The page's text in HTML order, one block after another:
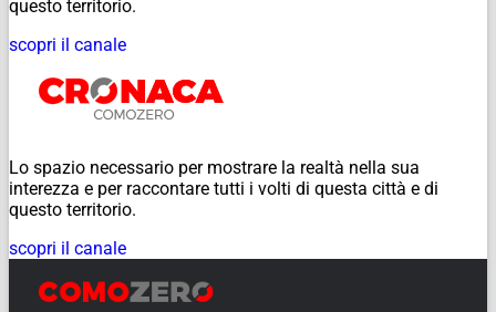
questo territorio.
scopri il canale
Lo spazio necessario per mostrare la realtà nella sua
interezza e per raccontare tutti i volti di questa città e di
questo territorio.
scopri il canale